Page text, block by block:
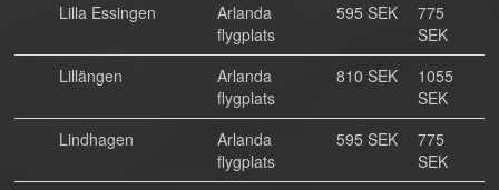
Lilla Essingen
Arlanda
flygplats
595 SEK
775
SEK
Lillängen
Arlanda
flygplats
810 SEK
1055
SEK
Lindhagen
Arlanda
flygplats
595 SEK
775
SEK